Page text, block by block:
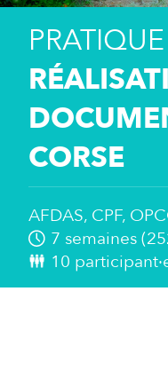
CORSE
AFDAS CPF
7 semaines
10